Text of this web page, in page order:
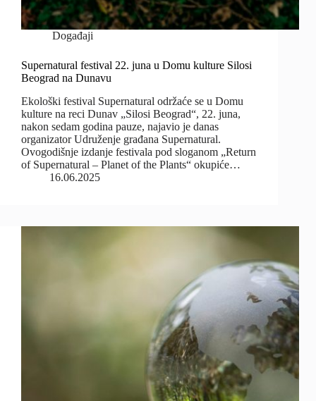
Događaji
Supernatural festival 22. juna u Domu kulture Silosi
Beograd na Dunavu
Ekološki festival Supernatural održaće se u Domu
kulture na reci Dunav „Silosi Beograd“, 22. juna,
nakon sedam godina pauze, najavio je danas
organizator Udruženje građana Supernatural.
Ovogodišnje izdanje festivala pod sloganom „Return
of Supernatural – Planet of the Plants“ okupiće…
16.06.2025